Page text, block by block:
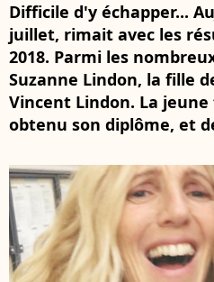
Difficile d'y échapper...
juillet, rimait avec les
2018. Parmi les
Suzanne Lindon, la fille
Vincent Lindon. La jeune
obtenu son diplôme, et